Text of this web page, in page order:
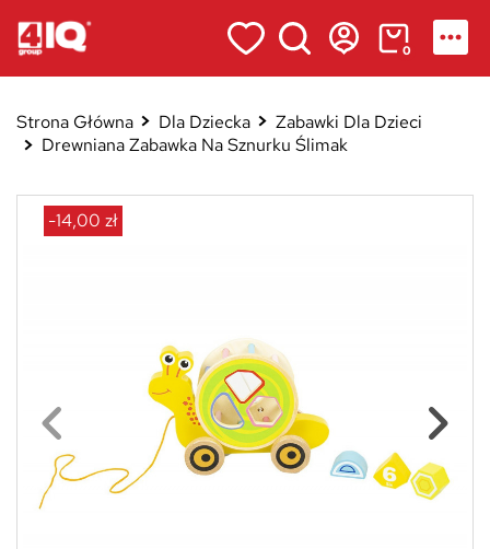
0
Strona Główna Dla Dziecka
Zabawki Dla Dzieci
Drewniana Zabawka Na Sznurku Ślimak
-14,00 zł